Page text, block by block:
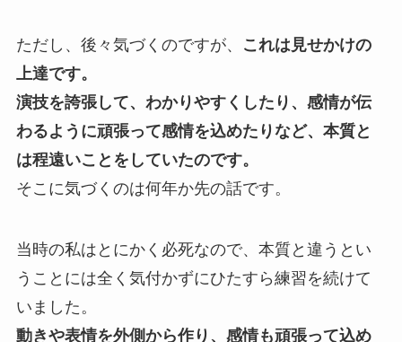
ただし、後々気づくのですが、
これは見せかけの
上達です。
演技を誇張して、わかりやすくしたり、感情が伝
わるように頑張って感情を込めたりなど、本質と
は程遠いことをしていたのです。
そこに気づくのは何年か先の話です。
当時の私はとにかく必死なので、本質と違うとい
うことには全く気付かずにひたすら練習を続けて
いました。
動きや表情を外側から作り、感情も頑張って込め